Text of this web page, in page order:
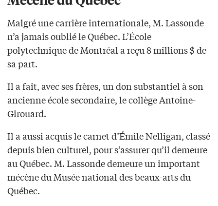
Malgré une carrière internationale, M. Lassonde
n’a jamais oublié le Québec. L’École
polytechnique de Montréal a reçu 8 millions $ de
sa part.
Il a fait, avec ses frères, un don substantiel à son
ancienne école secondaire, le collège Antoine-
Girouard.
Il a aussi acquis le carnet d’Émile Nelligan, classé
depuis bien culturel, pour s’assurer qu’il demeure
au Québec. M. Lassonde demeure un important
mécène du Musée national des beaux-arts du
Québec.